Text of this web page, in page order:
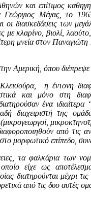
και επίτιμος
Μέγας, το 1963
οι διασκεδάσεις των
με κλαρίνο, βιολί,
μνεία στον
Αμερική, όπου
η έντονη
και μόνο στη
ένα
διαχειριστή της
από τις
μορφωτικό επίπεδο,
τα φαλκάρια των
οποίο είχε ως
διατηρούνται μέχρι
από τις δυο αυτές